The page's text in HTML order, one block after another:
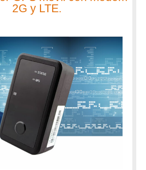
2G y LTE.